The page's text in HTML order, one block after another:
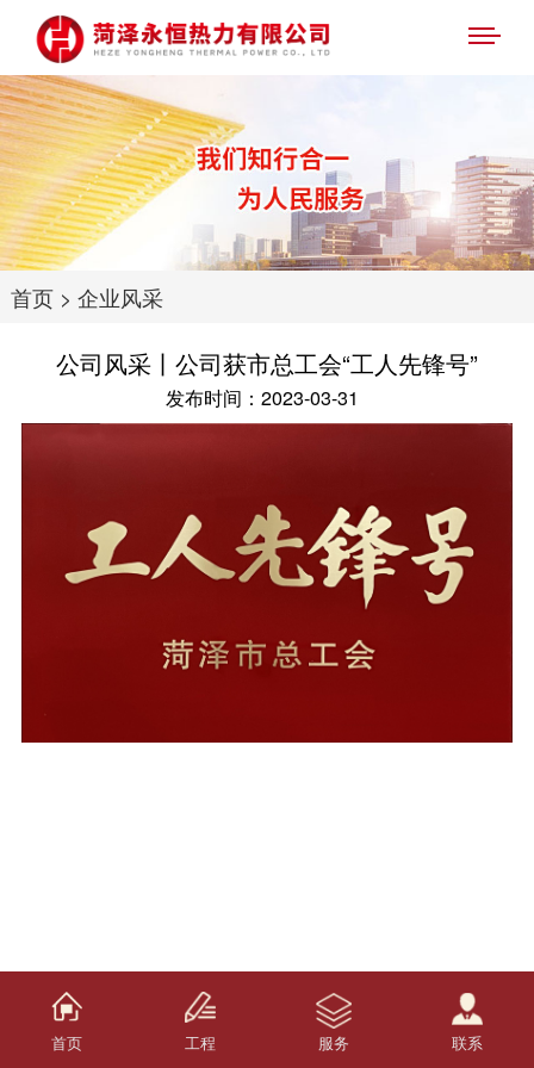
首页> 企业风采
公司风采丨公司获市总工会“工人先锋号”
发布时间：2023-03-31
首页 工程 服务 联系